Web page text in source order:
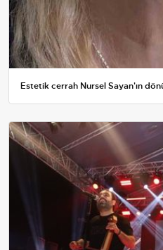
Estetik cerrah Nursel Sayan'ın